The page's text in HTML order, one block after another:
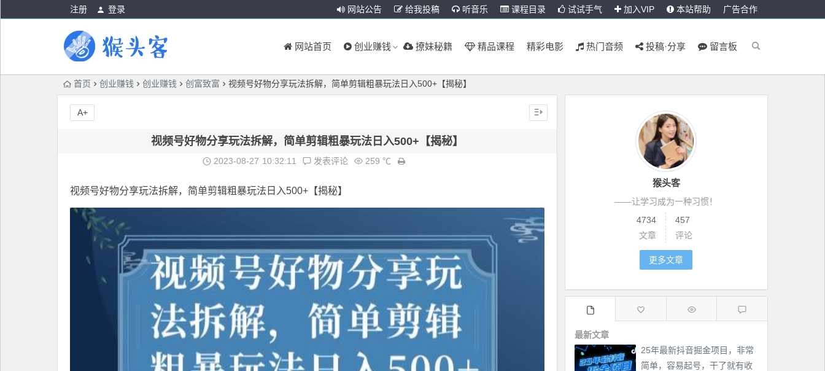
注册 登录 网站公告 给我投稿 听音乐 课程目录 试试手气 加入VIP 本站帮助 广告合作
网站首页 创业赚钱 撩妹秘籍 精品课程 精彩电影 热门音频 投稿·分享 留言板
首页 创业赚钱 创业赚钱 创富致富 视频号好物分享玩法拆解，简单剪辑粗暴玩法日入500+【揭秘】
视频号好物分享玩法拆解，简单剪辑粗暴玩法日入500+【揭秘】
2023-08-27 10:32:11 发表评论 259 ℃
视频号好物分享玩法拆解，简单剪辑粗暴玩法日入500+【揭秘】
A+
猴头客
——让学习成为一种习惯！
4734
文章
457
评论
更多文章
最新文章
25年最新抖音掘金项目，非常
简单，容易起号，干了就有收